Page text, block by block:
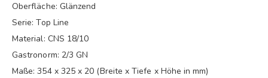
Oberfläche: Glänzend
Serie: Top Line
Material: CNS 18/10
Gastronorm: 2/3 GN
Maße: 354 x 325 x 20 (Breite x Tiefe x Höhe in mm)